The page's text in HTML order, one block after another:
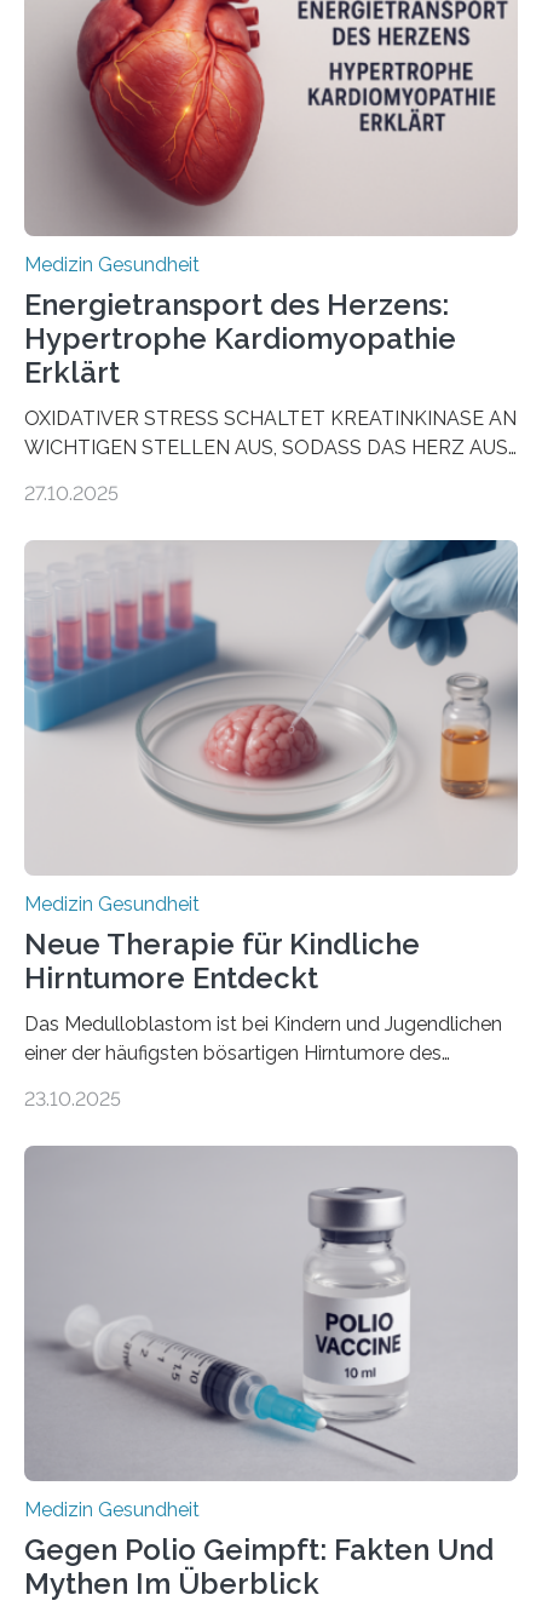
vorab zu prüfen, welche Medikamente am besten
wirken. Dabei wurde ein Eiweiß identifiziert, das künftig
als Biomarker für die Wahl der passenden Therapie
dienen könnte. Darmkrebs zählt weltweit zu den
häufigsten Krebsarten und stellt…
Medizin Gesundheit
Energietransport des Herzens:
Hypertrophe Kardiomyopathie
Erklärt
OXIDATIVER STRESS SCHALTET KREATINKINASE AN
WICHTIGEN STELLEN AUS, SODASS DAS HERZ AUS
aus dem Deutschen Zentrum für Herzinsuffizienz
im Journal Circulation, warum der Energietransport bei
der Hypertrophen Kardiomyopathie (HCM) versagen
kann und wie sich durch eine Verringerung der
Herzbelastung und des oxidativen Stresses
Rhythmusstörungen reduzieren lassen. Würzburg. Die
hypertrophe Kardiomyopathie (HCM) ist die häufigste
erblich bedingte Herzerkrankung. Sie führt dazu, dass
sich die linke Herzkammer verdickt, der Herzmuskel zu
stark kontrahiert…
27.10.2025
Medizin Gesundheit
Neue Therapie für Kindliche
Hirntumore Entdeckt
Das Medulloblastom ist bei Kindern und Jugendlichen
einer der häufigsten bösartigen Hirntumore des
Betroffenen können mit heutigen Methoden geheilt
Dringend benötigt werden zielgerichtete Therapien, die
nur Tumorschwachstellen angreifen und normales
Gewebe verschonen. Forschende um Daniel Merk vom
Hertie-Institut für klinische Hirnforschung am
Universitätsklinikum Tübingen haben eine solche
Schwachstelle im Erbgut einer Untergruppe des
Medulloblastoms gefunden. Die Wilhelm Sander-
Stiftung unterstützte das Projekt…
23.10.2025
Medizin Gesundheit
Gegen Polio Geimpft: Fakten Und
Mythen Im Überblick